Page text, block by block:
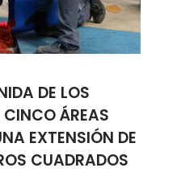
DE LOS
CINCO ÁREAS
EXTENSIÓN DE
CUADRADOS